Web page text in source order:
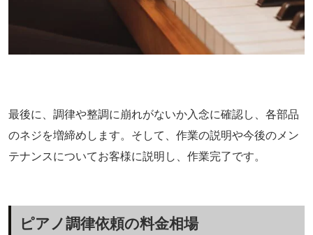
最後に、調律や整調に崩れがないか入念に確認し、各部品
のネジを増締めします。そして、作業の説明や今後のメン
テナンスについてお客様に説明し、作業完了です。
ピアノ調律依頼の料金相場